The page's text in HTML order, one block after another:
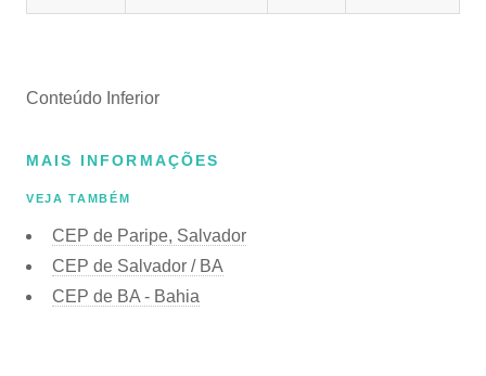
Conteúdo Inferior
MAIS INFORMAÇÕES
VEJA TAMBÉM
CEP de Paripe, Salvador
CEP de Salvador / BA
CEP de BA - Bahia